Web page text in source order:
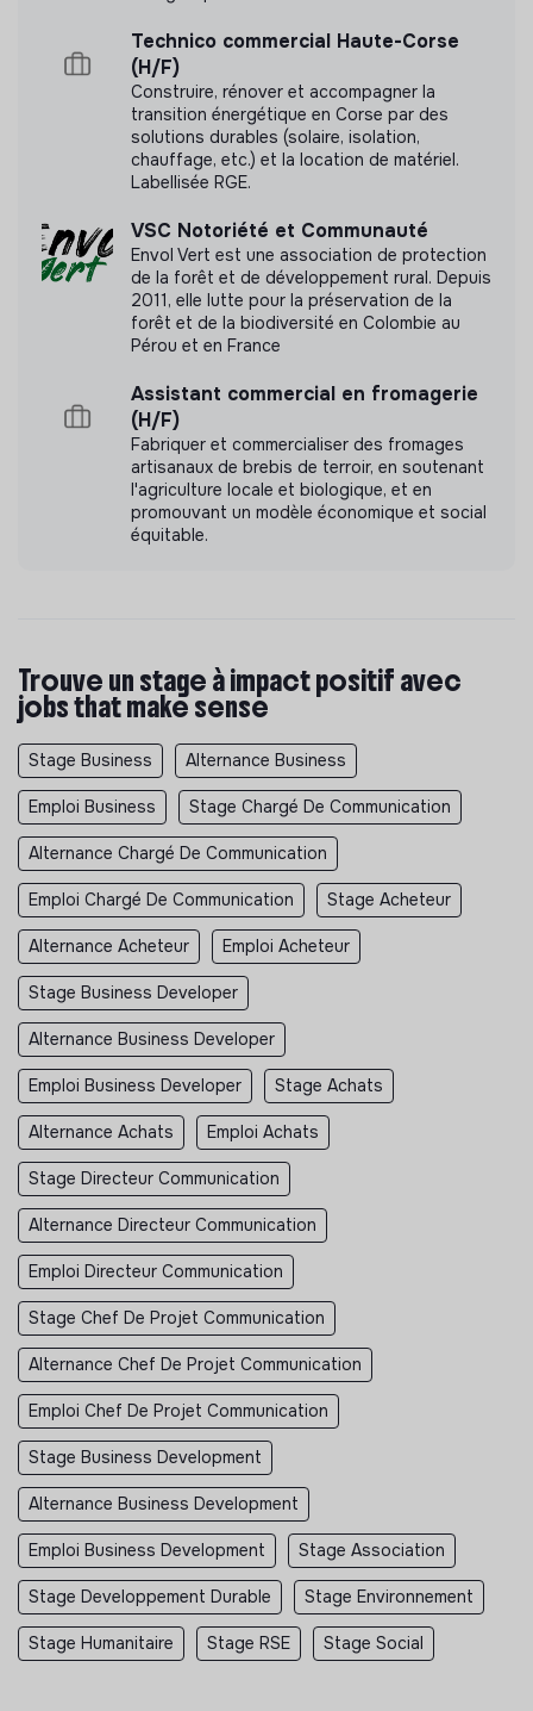
Technico commercial Haute-Corse
(H/F)
Construire, rénover et accompagner la
transition énergétique en Corse par des
solutions durables (solaire, isolation,
chauffage, etc.) et la location de matériel.
Labellisée RGE.
VSC Notoriété et Communauté
Envol Vert est une association de protection
de la forêt et de développement rural. Depuis
2011, elle lutte pour la préservation de la
forêt et de la biodiversité en Colombie au
Pérou et en France
Assistant commercial en fromagerie
(H/F)
Fabriquer et commercialiser des fromages
artisanaux de brebis de terroir, en soutenant
l'agriculture locale et biologique, et en
promouvant un modèle économique et social
équitable.
Trouve un stage à impact positif avec
jobs that make sense
Stage Business Alternance Business
Emploi Business Stage Chargé De Communication
Alternance Chargé De Communication
Emploi Chargé De Communication Stage Acheteur
Alternance Acheteur Emploi Acheteur
Stage Business Developer
Alternance Business Developer
Emploi Business Developer Stage Achats
Alternance Achats Emploi Achats
Stage Directeur Communication
Alternance Directeur Communication
Emploi Directeur Communication
Stage Chef De Projet Communication
Alternance Chef De Projet Communication
Emploi Chef De Projet Communication
Stage Business Development
Alternance Business Development
Emploi Business Development Stage Association
Stage Developpement Durable Stage Environnement
Stage Humanitaire Stage RSE Stage Social